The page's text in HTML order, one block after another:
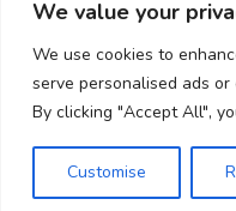
We value your
We use cookies to
serve personalised ads
By clicking "Accept All",
Customise
Livsportalen.se